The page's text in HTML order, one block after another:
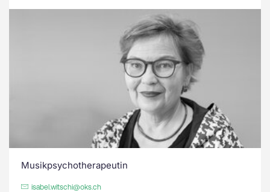
Musikpsychotherapeutin
isabel.witschi@oks.ch